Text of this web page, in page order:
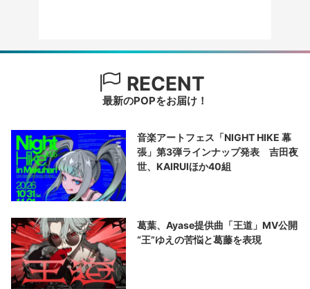
RECENT
最新のPOPをお届け！
音楽アートフェス「NIGHT HIKE 幕
張」第3弾ラインナップ発表 吉田夜
世、KAIRUIほか40組
葛葉、Ayase提供曲「王道」MV公開
“王”ゆえの苦悩と葛藤を表現